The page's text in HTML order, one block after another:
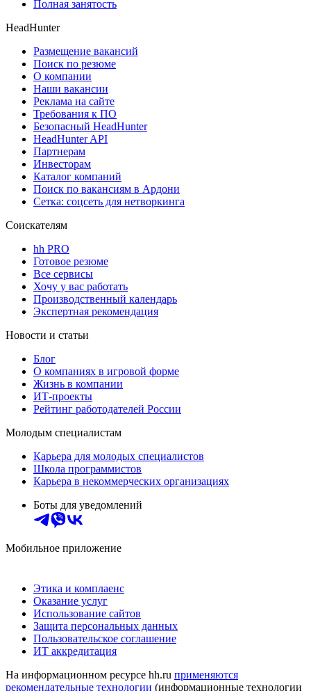
Полная занятость
HeadHunter
Размещение вакансий
Поиск по резюме
О компании
Наши вакансии
Реклама на сайте
Требования к ПО
Безопасный HeadHunter
HeadHunter API
Партнерам
Инвесторам
Каталог компаний
Поиск по вакансиям в Ардони
Сетка: соцсеть для нетворкинга
Соискателям
hh PRO
Готовое резюме
Все сервисы
Хочу у вас работать
Производственный календарь
Экспертная рекомендация
Новости и статьи
Блог
О компаниях в игровой форме
Жизнь в компании
ИТ-проекты
Рейтинг работодателей России
Молодым специалистам
Карьера для молодых специалистов
Школа программистов
Карьера в некоммерческих организациях
Боты для уведомлений
Мобильное приложение
Этика и комплаенс
Оказание услуг
Использование сайтов
Защита персональных данных
Пользовательское соглашение
ИТ аккредитация
На информационном ресурсе hh.ru применяются
рекомендательные технологии (информационные технологии